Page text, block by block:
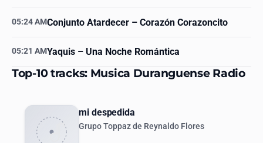
05:24 AMConjunto Atardecer – Corazón Corazoncito
05:21 AMYaquis – Una Noche Romántica
Top-10 tracks: Musica Duranguense Radio
mi despedida
Grupo Toppaz de Reynaldo Flores